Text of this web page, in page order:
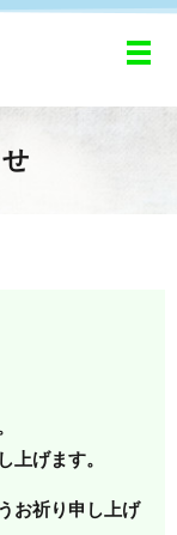
メ
上げます。
お祈り申し上げ